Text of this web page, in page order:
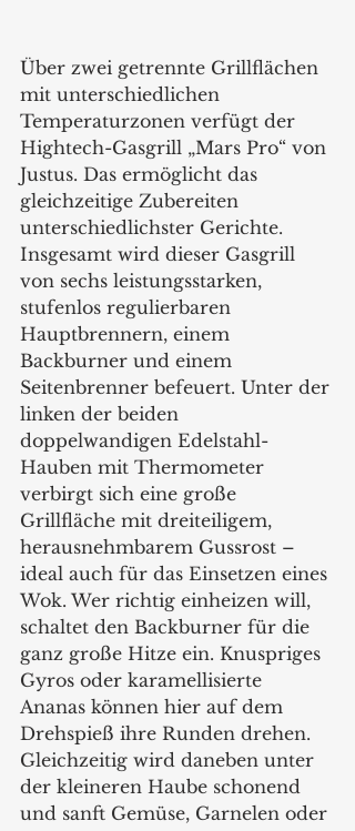
Über zwei getrennte Grillflächen
mit unterschiedlichen
Temperaturzonen verfügt der
Hightech-Gasgrill „Mars Pro“ von
Justus. Das ermöglicht das
gleichzeitige Zubereiten
unterschiedlichster Gerichte.
Insgesamt wird dieser Gasgrill
von sechs leistungsstarken,
stufenlos regulierbaren
Hauptbrennern, einem
Backburner und einem
Seitenbrenner befeuert. Unter der
linken der beiden
doppelwandigen Edelstahl-
Hauben mit Thermometer
verbirgt sich eine große
Grillfläche mit dreiteiligem,
herausnehmbarem Gussrost –
ideal auch für das Einsetzen eines
Wok. Wer richtig einheizen will,
schaltet den Backburner für die
ganz große Hitze ein. Knuspriges
Gyros oder karamellisierte
Ananas können hier auf dem
Drehspieß ihre Runden drehen.
Gleichzeitig wird daneben unter
der kleineren Haube schonend
und sanft Gemüse, Garnelen oder